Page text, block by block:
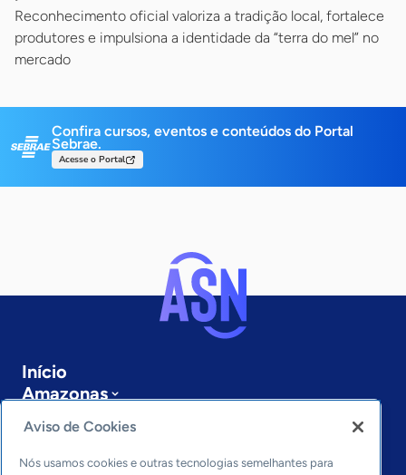
Reconhecimento oficial valoriza a tradição local, fortalece
produtores e impulsiona a identidade da “terra do mel” no
mercado
Confira cursos, eventos e conteúdos do Portal
Sebrae.
Acesse o Portal
Início
Amazonas
Sobre a ASN
Últimas notícias
Entre em contato
Aviso de Cookies
Nós usamos cookies e outras tecnologias semelhantes para